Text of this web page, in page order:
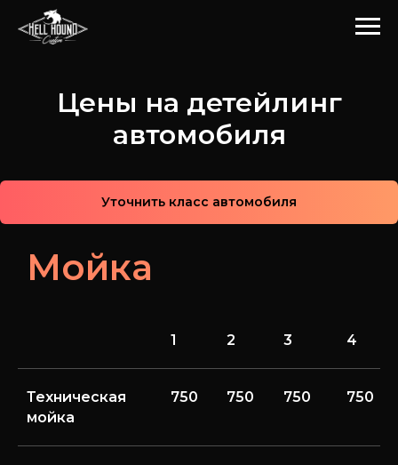
Цены на детейлинг
автомобиля
Уточнить класс автомобиля
Мойка
1 2 3 4
Техническая
мойка
750 750 750 750